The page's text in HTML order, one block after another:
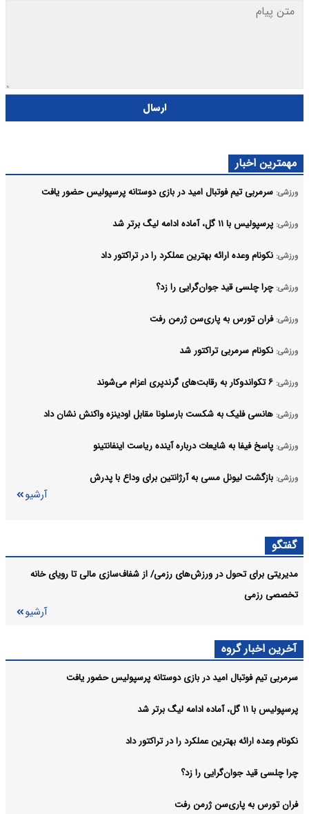
ارسال
مهمترین اخبار
ورزشی: سرمربی تیم فوتبال امید در بازی دوستانه پرسپولیس حضور یافت
ورزشی: پرسپولیس با ۱۱ گل، آماده ادامه لیگ برتر شد
ورزشی: نکونام وعده ارائه بهترین عملکرد را در تراکتور داد
ورزشی: چرا چلسی قید جوان‌گرایی را زد؟
ورزشی: فران تورس به پاری‌سن ژرمن رفت
ورزشی: نکونام سرمربی تراکتور شد
ورزشی: ۶ تکواندوکار به رقابت‌های گرندپری اعزام می‌شوند
ورزشی: هانسی فلیک به شکست بارسلونا مقابل اودینزه واکنش نشان داد
ورزشی: پاسخ فیفا به شایعات درباره آینده ریاست اینفانتینو
ورزشی: بازگشت لیونل مسی به آرژانتین برای وداع با پدرش
آرشیو
گفتگو
مدیریتی برای تحول در ورزش‌های رزمی/ از شفاف‌سازی مالی تا رویای خانه
تخصصی رزمی
آرشیو
آخرین اخبار گروه
سرمربی تیم فوتبال امید در بازی دوستانه پرسپولیس حضور یافت
پرسپولیس با ۱۱ گل، آماده ادامه لیگ برتر شد
نکونام وعده ارائه بهترین عملکرد را در تراکتور داد
چرا چلسی قید جوان‌گرایی را زد؟
فران تورس به پاری‌سن ژرمن رفت